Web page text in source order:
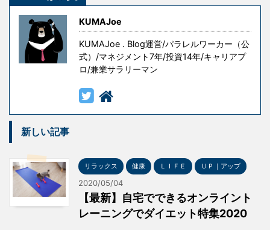
意味がありますが、無意味な ...
KUMAJoe
KUMAJoe . Blog運営/パラレルワーカー（公
式）/マネジメント7年/投資14年/キャリアプ
ロ/兼業サラリーマン
新しい記事
リラックス 健康 ＬＩＦＥ ＵＰ｜アップ
2020/05/04
【最新】自宅でできるオンライント
レーニングでダイエット特集2020